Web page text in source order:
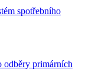
spotřebního
odběry primárních